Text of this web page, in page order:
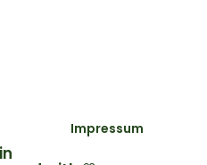
Impressum